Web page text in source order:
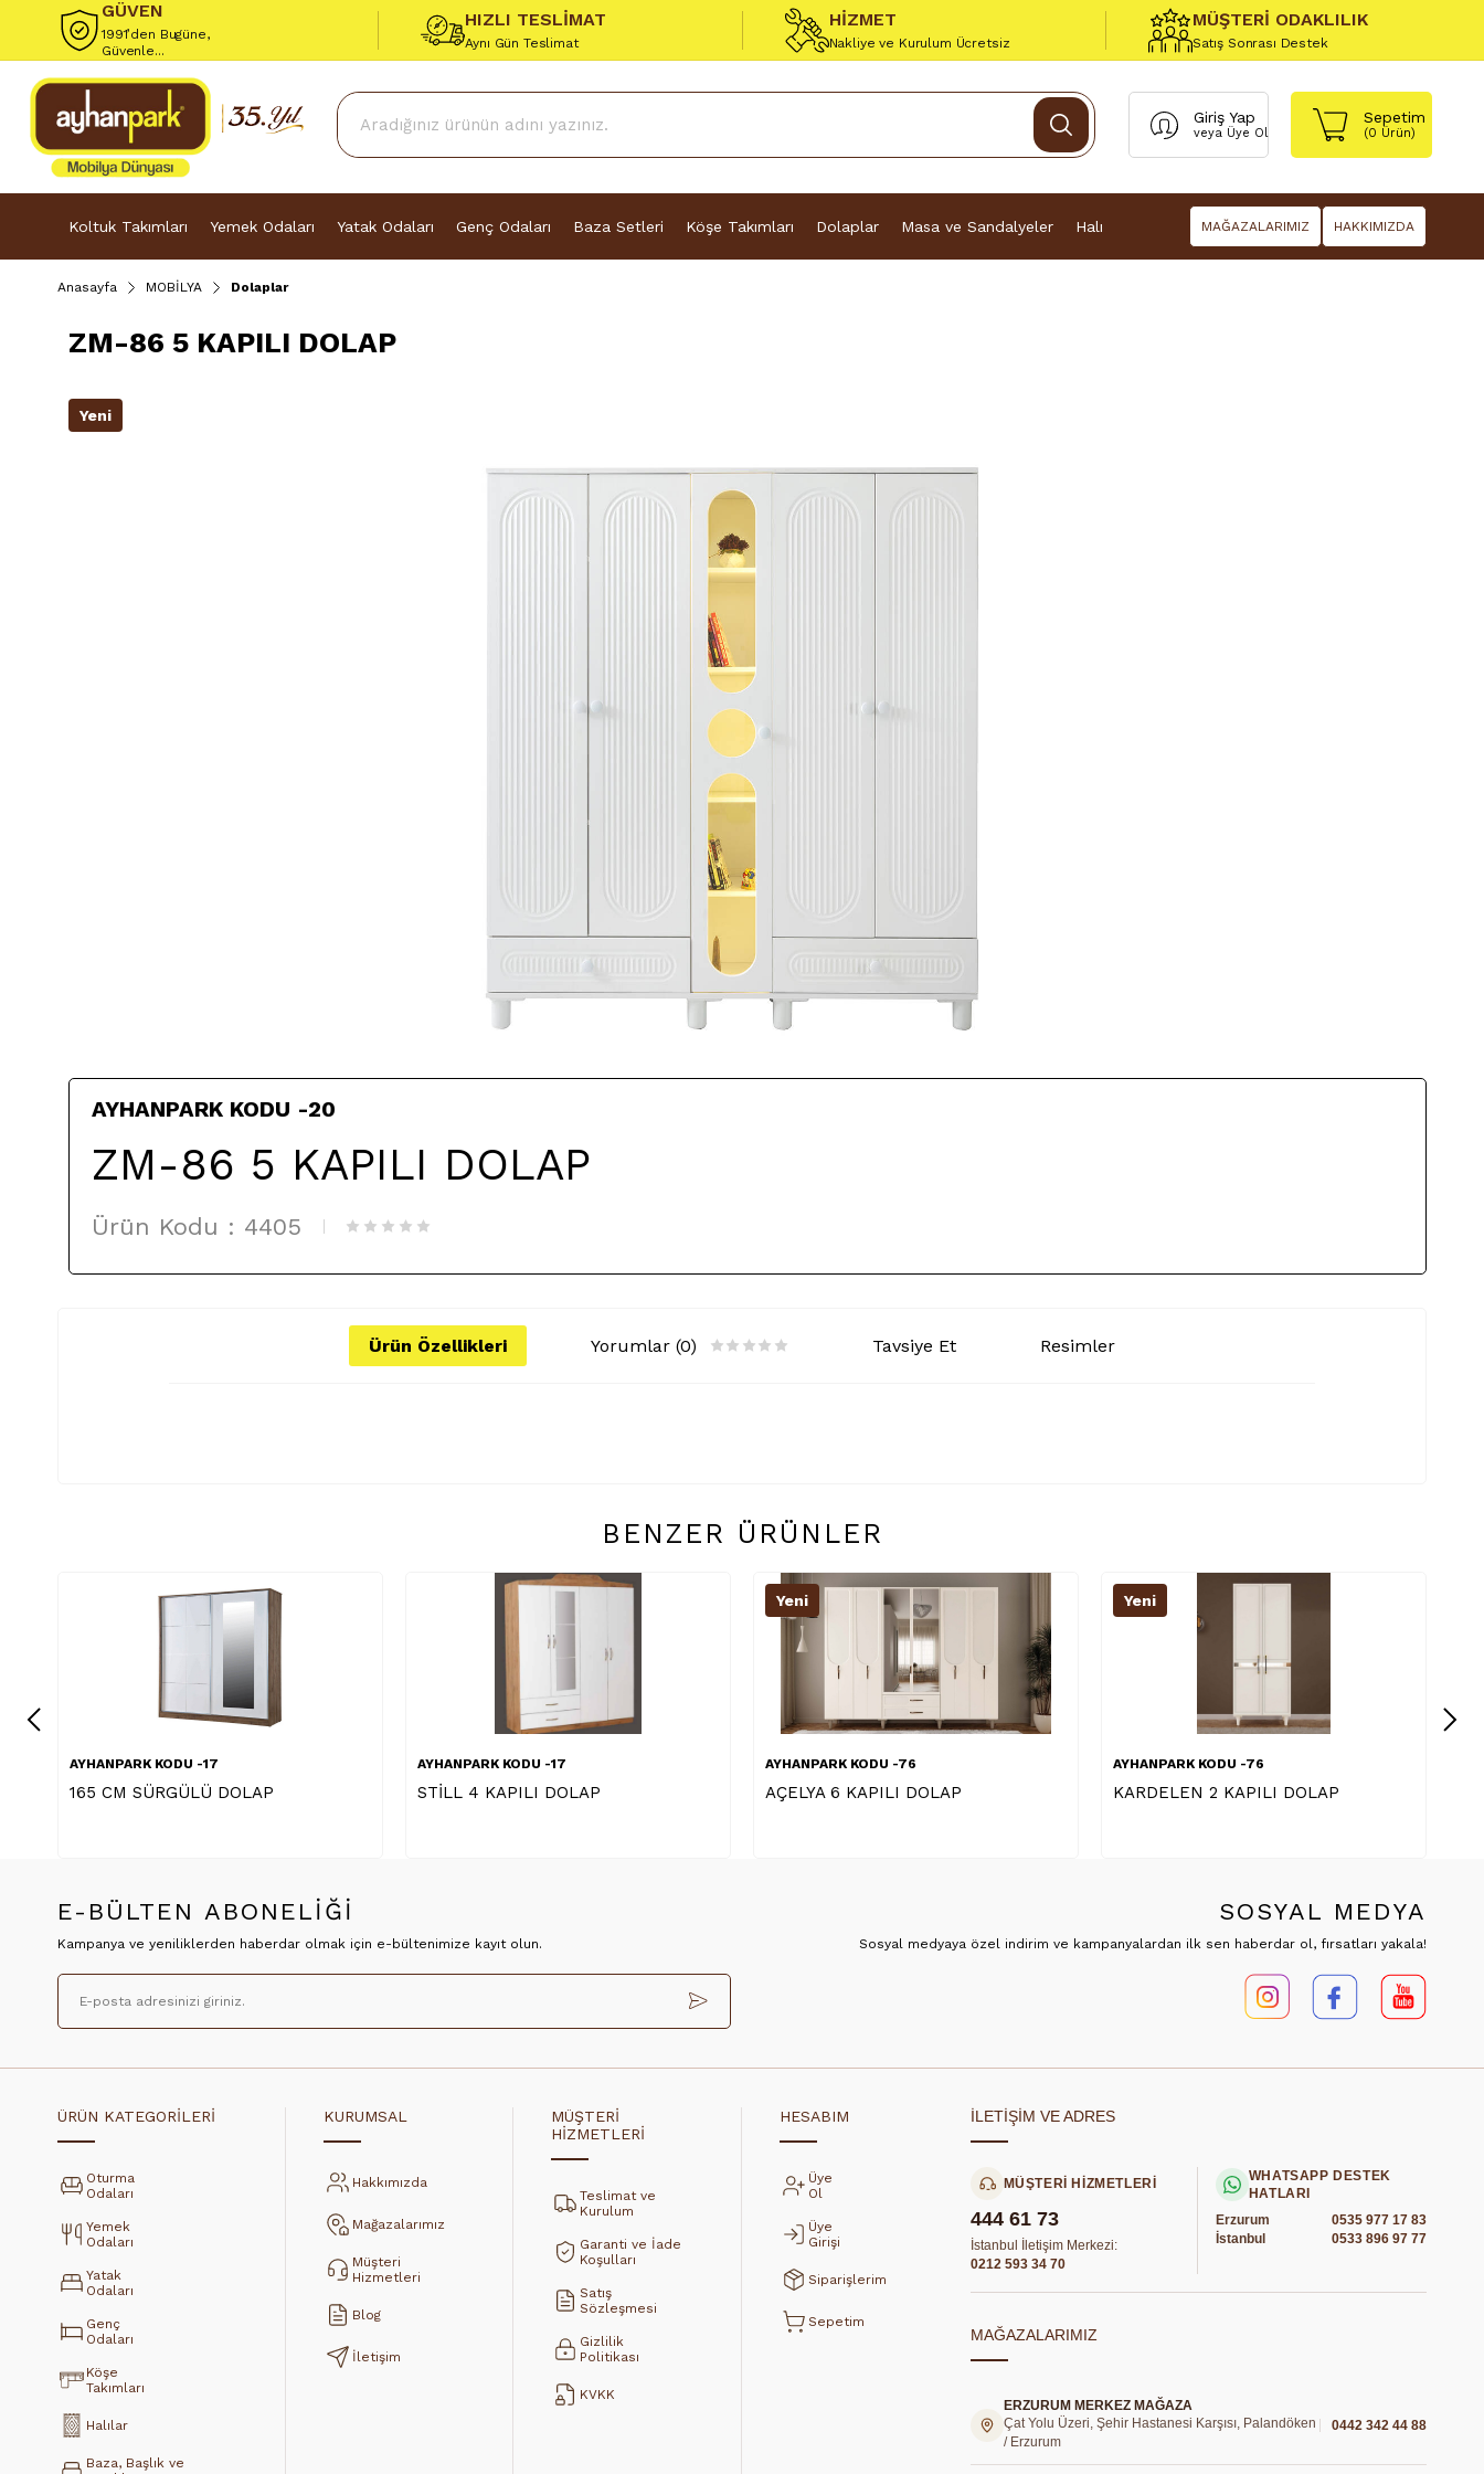
GÜVEN
1991’den Bugüne,
Güvenle...
HIZLI TESLİMAT
Aynı Gün Teslimat
HİZMET
Nakliye ve Kurulum Ücretsiz
MÜŞTERİ ODAKLILIK
Satış Sonrası Destek
Giriş Yap
veya Üye Ol
Sepetim
(0 Ürün)
Koltuk Takımları Yemek Odaları Yatak Odaları Genç Odaları Baza Setleri Köşe Takımları Dolaplar Masa ve Sandalyeler Halı MAĞAZALARIMIZ HAKKIMIZDA
Anasayfa MOBİLYA Dolaplar
ZM-86 5 KAPILI DOLAP
Yeni
AYHANPARK KODU -20
ZM-86 5 KAPILI DOLAP
Ürün Kodu : 4405
Ürün Özellikleri Yorumlar (0) Tavsiye Et Resimler
BENZER ÜRÜNLER
KODU -17
DOLAP
AYHANPARK KODU -17
STİLL 4 KAPILI DOLAP
AYHANPARK KODU -76
AÇELYA 6 KAPILI DOLAP
AYHANPARK KODU -76
KARDELEN 2 KAPILI DOLAP MANOLYA 4 KAPILI
E-BÜLTEN ABONELİĞİ
Kampanya ve yeniliklerden haberdar olmak için e-bültenimize kayıt olun.
SOSYAL MEDYA
Sosyal medyaya özel indirim ve kampanyalardan ilk sen haberdar ol, fırsatları yakala!
ÜRÜN KATEGORİLERİ
Oturma
Odaları
Yemek
Odaları
Yatak
Odaları
Genç
Odaları
Köşe
Takımları
Halılar
Baza, Başlık ve
KURUMSAL
Hakkımızda
Mağazalarımız
Müşteri
Hizmetleri
Blog
İletişim
MÜŞTERİ
HİZMETLERİ
Teslimat ve
Kurulum
Garanti ve İade
Koşulları
Satış
Sözleşmesi
Gizlilik
Politikası
KVKK
HESABIM
Üye
Ol
Üye
Girişi
Siparişlerim
Sepetim
İLETİŞİM VE ADRES
MÜŞTERİ HİZMETLERİ
444 61 73
İstanbul İletişim Merkezi:
0212 593 34 70
WHATSAPP DESTEK
HATLARI
Erzurum
0535 977 17 83
İstanbul
0533 896 97 77
MAĞAZALARIMIZ
ERZURUM MERKEZ MAĞAZA
Çat Yolu Üzeri, Şehir Hastanesi Karşısı, Palandöken
/ Erzurum
0442 342 44 88